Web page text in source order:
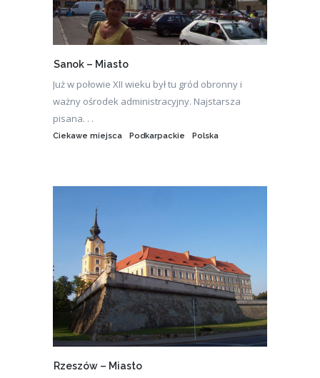
Sanok – Miasto
Już w połowie XII wieku był tu gród obronny i
ważny ośrodek administracyjny. Najstarsza
pisana. . .
Ciekawe miejsca Podkarpackie Polska
Rzeszów – Miasto